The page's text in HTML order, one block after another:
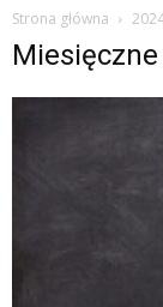
Strona główna